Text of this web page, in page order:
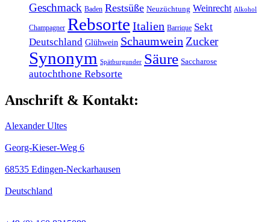
Geschmack Baden Restsüße Neuzüchtung Weinrecht Alkohol
Champagner Rebsorte Italien Barrique Sekt
Deutschland Glühwein Schaumwein Zucker
Synonym Spätburgunder Säure Saccharose
autochthone Rebsorte
Anschrift & Kontakt:
Alexander Ultes
Georg-Kieser-Weg 6
68535 Edingen-Neckarhausen
Deutschland